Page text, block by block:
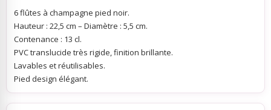
6 flûtes à champagne pied noir.
Hauteur : 22,5 cm – Diamètre : 5,5 cm.
Contenance : 13 cl.
PVC translucide très rigide, finition brillante.
Lavables et réutilisables.
Pied design élégant.